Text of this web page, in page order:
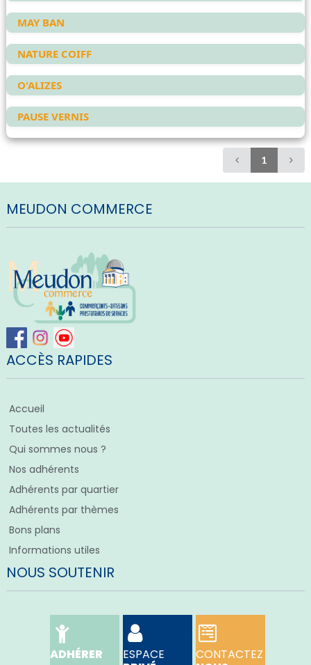
MAY BAN
NATURE COIFF
O'ALIZES
PAUSE VERNIS
1
MEUDON COMMERCE
ACCÈS RAPIDES
Accueil
Toutes les actualités
Qui sommes nous ?
Nos adhérents
Adhérents par quartier
Adhérents par thèmes
Bons plans
Informations utiles
NOUS SOUTENIR
ADHÉRER
ESPACE
CONTACTEZ